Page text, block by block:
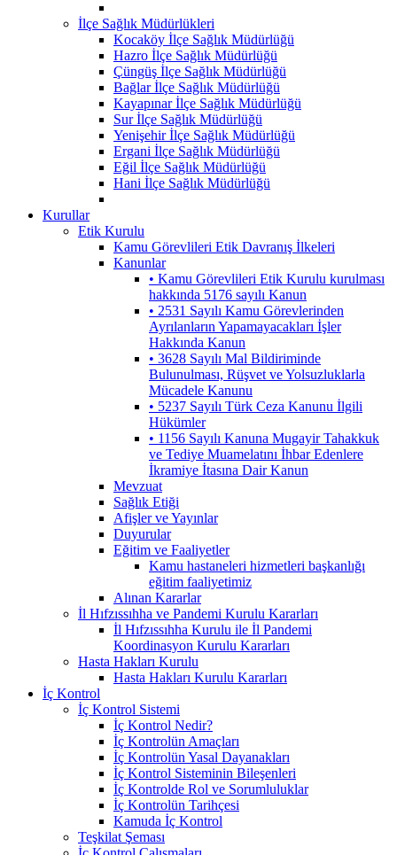
İlçe Sağlık Müdürlükleri
Kocaköy İlçe Sağlık Müdürlüğü
Hazro İlçe Sağlık Müdürlüğü
Çüngüş İlçe Sağlık Müdürlüğü
Bağlar İlçe Sağlık Müdürlüğü
Kayapınar İlçe Sağlık Müdürlüğü
Sur İlçe Sağlık Müdürlüğü
Yenişehir İlçe Sağlık Müdürlüğü
Ergani İlçe Sağlık Müdürlüğü
Eğil İlçe Sağlık Müdürlüğü
Hani İlçe Sağlık Müdürlüğü
Kurullar
Etik Kurulu
Kamu Görevlileri Etik Davranış İlkeleri
Kanunlar
• Kamu Görevlileri Etik Kurulu kurulması
hakkında 5176 sayılı Kanun
• 2531 Sayılı Kamu Görevlerinden
Ayrılanların Yapamayacakları İşler
Hakkında Kanun
• 3628 Sayılı Mal Bildiriminde
Bulunulması, Rüşvet ve Yolsuzluklarla
Mücadele Kanunu
• 5237 Sayılı Türk Ceza Kanunu İlgili
Hükümler
• 1156 Sayılı Kanuna Mugayir Tahakkuk
ve Tediye Muamelatını İhbar Edenlere
İkramiye İtasına Dair Kanun
Mevzuat
Sağlık Etiği
Afişler ve Yayınlar
Duyurular
Eğitim ve Faaliyetler
Kamu hastaneleri hizmetleri başkanlığı
eğitim faaliyetimiz
Alınan Kararlar
İl Hıfzıssıhha ve Pandemi Kurulu Kararları
İl Hıfzıssıhha Kurulu ile İl Pandemi
Koordinasyon Kurulu Kararları
Hasta Hakları Kurulu
Hasta Hakları Kurulu Kararları
İç Kontrol
İç Kontrol Sistemi
İç Kontrol Nedir?
İç Kontrolün Amaçları
İç Kontrolün Yasal Dayanakları
İç Kontrol Sisteminin Bileşenleri
İç Kontrolde Rol ve Sorumluluklar
İç Kontrolün Tarihçesi
Kamuda İç Kontrol
Teşkilat Şeması